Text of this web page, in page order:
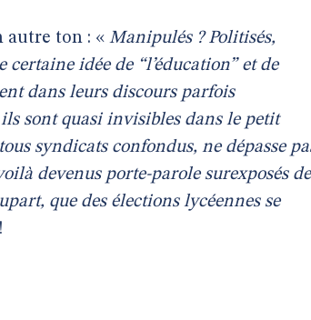
autre ton : « Manipulés ? Politisés,
idée de “l’éducation” et de
dans leurs discours parfois
sont quasi invisibles dans le petit
syndicats confondus, ne dépasse
devenus porte-parole surexposés de
que des élections lycéennes se